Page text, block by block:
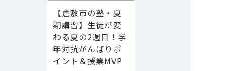
【倉敷市の塾・夏
期講習】生徒が変
わる夏の2週目！学
年対抗がんばりポ
イント＆授業MVP